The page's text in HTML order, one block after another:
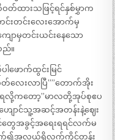
ထားသဖြင့်ရင်နှစ်မွှာက
းတင်းလေးအောက်မှ
ျောမှတင်းယင်းနေသော
ည်။
ဖောက်ထွင်းမြင်
လေးလာပြီ””တောက်အိုး
ရလို့ကတော့”မာလတို့အုပ်စုဧပ
ောင်သူ့အဆင့်အတန်းနဲ့ဈေး
တွေအခွင့်အရေးရရင်လက်မ
တက်၍အလယ်ရှိလက်ကိုင်တန်း